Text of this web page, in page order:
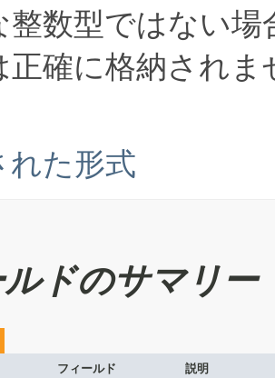
整数型ではない
正確に格納されま
れた形式
ルドのサマリー
フィールド 説明